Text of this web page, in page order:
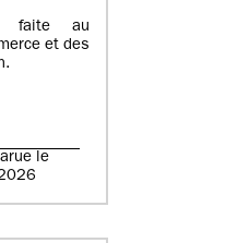
faite au
et des
le